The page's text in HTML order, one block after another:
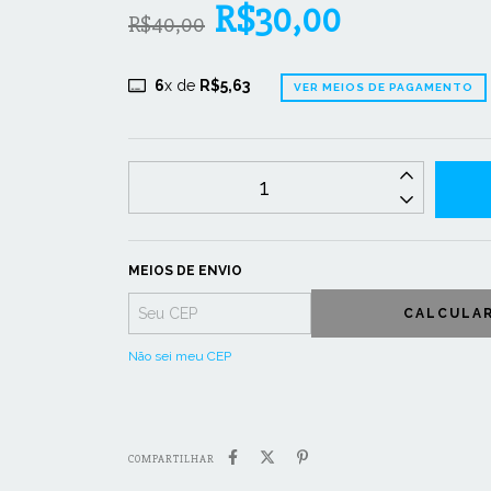
R$40,00 R$30,00
6x de R$5,63 VER MEIOS DE PAGAMENTO
MEIOS DE ENVIO
Não sei meu CEP
COMPARTILHAR